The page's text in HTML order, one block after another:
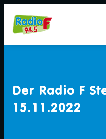
Der Radio F
15.11.2022